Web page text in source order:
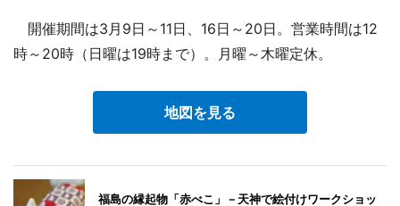
開催期間は3月9日～11日、16日～20日。営業時間は12
時～20時（日曜は19時まで）。月曜～木曜定休。
地図を見る
福島の縁起物「赤べこ」－天神で絵付けワークショッ